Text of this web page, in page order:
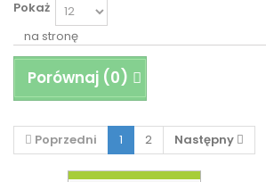
Pokaż
na stronę
Porównaj (0)
Poprzedni 1 2 Następny